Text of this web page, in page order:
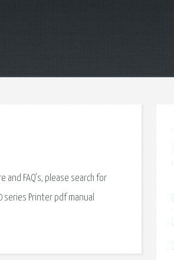
FAQ’s, please search for
Printer pdf manual